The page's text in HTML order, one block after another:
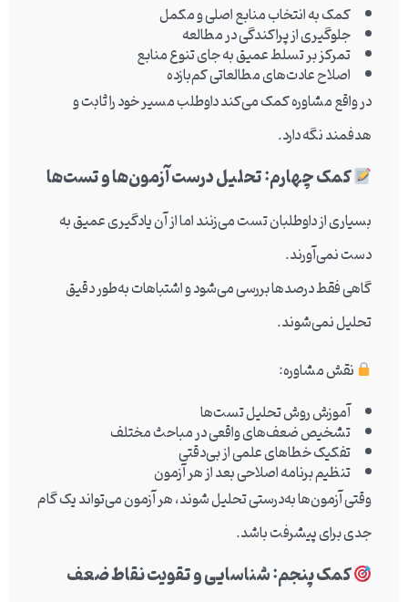
کمک به انتخاب منابع اصلی و مکمل
جلوگیری از پراکندگی در مطالعه
تمرکز بر تسلط عمیق به جای تنوع منابع
اصلاح عادت‌های مطالعاتی کم‌بازده
در واقع مشاوره کمک می‌کند داوطلب مسیر خود را ثابت و
هدفمند نگه دارد.
کمک چهارم: تحلیل درست آزمون‌ها و تست‌ها
بسیاری از داوطلبان تست می‌زنند اما از آن یادگیری عمیق به
دست نمی‌آورند.
گاهی فقط درصدها بررسی می‌شود و اشتباهات به‌طور دقیق
تحلیل نمی‌شوند.
نقش مشاوره:
آموزش روش تحلیل تست‌ها
تشخیص ضعف‌های واقعی در مباحث مختلف
تفکیک خطاهای علمی از بی‌دقتی
تنظیم برنامه اصلاحی بعد از هر آزمون
وقتی آزمون‌ها به‌درستی تحلیل شوند، هر آزمون می‌تواند یک گام
جدی برای پیشرفت باشد.
کمک پنجم: شناسایی و تقویت نقاط ضعف